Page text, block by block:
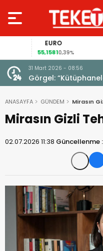
55,15810,39%
31 Mart 2026 - 08:56
Görgel:
ANASAYFA GÜNDEM Mirasın
Mirasın Gizli
02.07.2026 11:38 Güncellenme :